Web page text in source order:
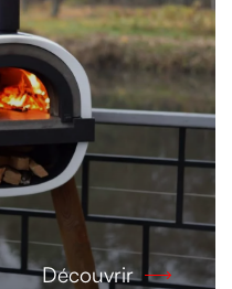
Découvrir